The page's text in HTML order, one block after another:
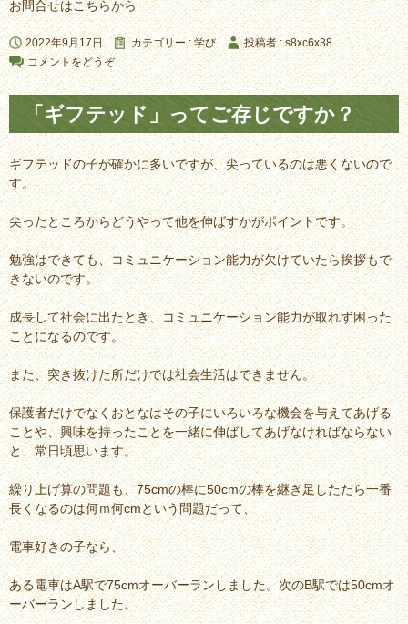
お問合せはこちらから
2022年9月17日 カテゴリー :学び
投稿者 : s8xc6x38
コメントをどうぞ
「ギフテッド」ってご存じですか？
ギフテッドの子が確かに多いですが、尖っているのは悪くないので
す。
尖ったところからどうやって他を伸ばすかがポイントです。
勉強はできても、コミュニケーション能力が欠けていたら挨拶もで
きないのです。
成長して社会に出たとき、コミュニケーション能力が取れず困った
ことになるのです。
また、突き抜けた所だけでは社会生活はできません。
保護者だけでなくおとなはその子にいろいろな機会を与えてあげる
ことや、興味を持ったことを一緒に伸ばしてあげなければならない
と、常日頃思います。
繰り上げ算の問題も、75cmの棒に50cmの棒を継ぎ足したたら一番
長くなるのは何ｍ何cmという問題だって、
電車好きの子なら、
ある電車はA駅で75cmオーバーランしました。次のB駅では50cmオ
ーバーランしました。